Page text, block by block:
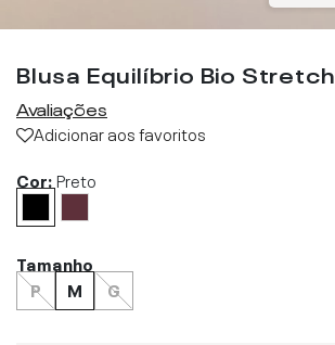
Blusa Equilíbrio Bio Stretch
Avaliações
Adicionar aos favoritos
Cor:Preto
Tamanho
P
M G